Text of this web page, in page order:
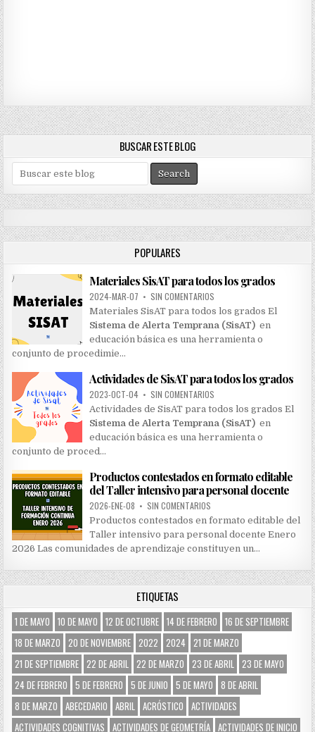
BUSCAR ESTE BLOG
e
a
r
c
h
o
r
:
POPULARES
Materiales SisAT para todos los grados
2024-MAR-07 • SIN COMENTARIOS
Materiales SisAT para todos los grados El
Sistema de Alerta Temprana (SisAT) en
educación básica es una herramienta o
conjunto de procedimie…
Actividades de SisAT para todos los grados
2023-OCT-04 • SIN COMENTARIOS
Actividades de SisAT para todos los grados El
Sistema de Alerta Temprana (SisAT) en
educación básica es una herramienta o
conjunto de proced…
Productos contestados en formato editable
del Taller intensivo para personal docente
2026-ENE-08 • SIN COMENTARIOS
Productos contestados en formato editable del
Taller intensivo para personal docente Enero
2026 Las comunidades de aprendizaje constituyen un…
ETIQUETAS
1 DE MAYO 10 DE MAYO 12 DE OCTUBRE 14 DE FEBRERO
16 DE SEPTIEMBRE
18 DE MARZO
20 DE NOVIEMBRE 2022 2024
21 DE MARZO
21 DE SEPTIEMBRE 22 DE ABRIL 22 DE MARZO 23 DE ABRIL 23 DE MAYO
24 DE FEBRERO
5 DE FEBRERO 5 DE JUNIO 5 DE MAYO
8 DE ABRIL
8 DE MARZO
ABECEDARIO ABRIL ACRÓSTICO
ACTIVIDADES
ACTIVIDADES COGNITIVAS
ACTIVIDADES DE GEOMETRÍA ACTIVIDADES DE INICIO